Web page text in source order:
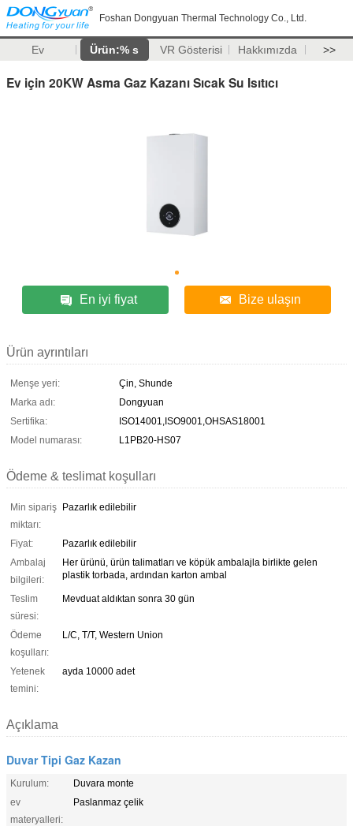
Foshan Dongyuan Thermal Technology Co., Ltd.
Ev Ürün:% s VR Gösterisi Hakkımızda >>
Ev için 20KW Asma Gaz Kazanı Sıcak Su Isıtıcı
En iyi fiyat Bize ulaşın
Ürün ayrıntıları
Menşe yeri:
Çin, Shunde
Marka adı:
Dongyuan
Sertifika:
ISO14001,ISO9001,OHSAS18001
Model numarası:
L1PB20-HS07
Ödeme & teslimat koşulları
Min sipariş
miktarı:
Pazarlık edilebilir
Fiyat:
Pazarlık edilebilir
Ambalaj
bilgileri:
Her ürünü, ürün talimatları ve köpük ambalajla birlikte gelen
plastik torbada, ardından karton ambal
Teslim
süresi:
Mevduat aldıktan sonra 30 gün
Ödeme
koşulları:
L/C, T/T, Western Union
Yetenek
temini:
ayda 10000 adet
Açıklama
Duvar Tipi Gaz Kazan
Kurulum:
Duvara monte
ev
materyalleri:
Paslanmaz çelik